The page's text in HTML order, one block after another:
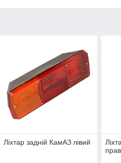
Ліхтар задній КамАЗ лівий